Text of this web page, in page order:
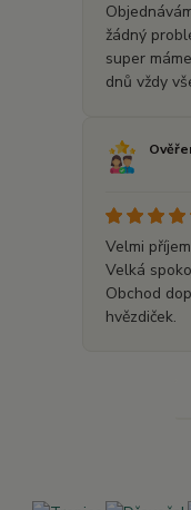
žádný
super
dnů vždy
Velmi
Velká
Obchod
hvězdiček.